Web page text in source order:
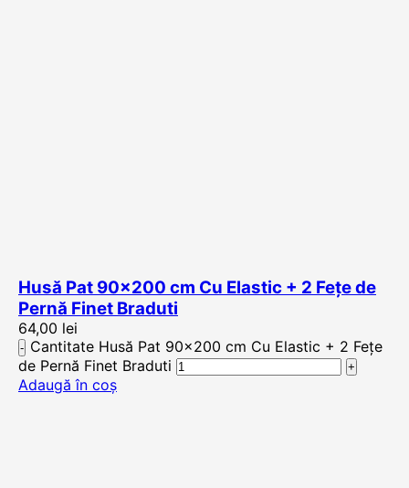
Husă Pat 90×200 cm Cu Elastic + 2 Fețe de
Pernă Finet Braduti
64,00 lei
Cantitate Husă Pat 90x200 cm Cu Elastic + 2 Fețe
de Pernă Finet Braduti
Adaugă în coș